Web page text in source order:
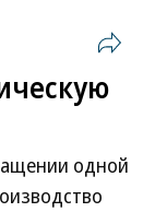
одной